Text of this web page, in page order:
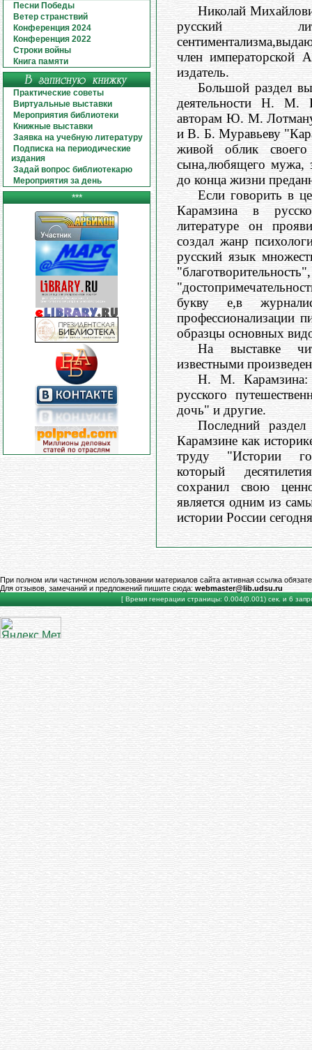
Песни Победы
Ветер странствий
Конференция 2024
Конференция 2022
Строки войны
Книга памяти
Практические советы
Виртуальные выставки
Мероприятия библиотеки
Книжные выставки
Заявка на учебную литературу
Подписка на периодические
издания
Задай вопрос библиотекарю
Мероприятия за день
***
Николай
русский
член императорской
издатель.
Большой раздел
деятельности Н. М.
авторам Ю. М.
и В. Б. Муравьеву
живой облик
сына,любящего мужа,
до конца жизни
Если говорить в
Карамзина в
литературе он
создал жанр
русский язык
букву е,в
профессионализации
образцы основных
На выставке
известными
Н. М. Карамзина:
русского
дочь" и другие.
Последний раздел
Карамзине как
труду "Истории
который
сохранил свою
является одним из
истории России
При полном или частичном использовании материалов сайта активная ссылка
Для отзывов, замечаний и предложений пишите сюда: webmaster@lib.udsu.ru
[ Время генерации страницы: 0.004(0.001) сек. и 6